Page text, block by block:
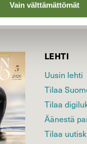
Vain välttämättömät
LEHTI
Uusin lehti
Tilaa
Tilaa
Äänestä
Tilaa